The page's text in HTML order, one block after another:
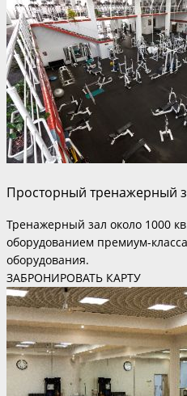
Просторный тренажерный
Тренажерный зал около 1000
оборудованием премиум-
оборудования.
ЗАБРОНИРОВАТЬ КАРТУ